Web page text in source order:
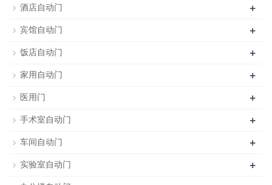
酒店自动门
+
宾馆自动门 +
饭店自动门 +
家用自动门 +
医用门 +
手术室自动门 +
车间自动门 +
实验室自动门 +